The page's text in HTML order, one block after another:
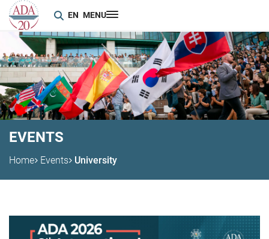
EN MENU
EVENTS
Home Events University